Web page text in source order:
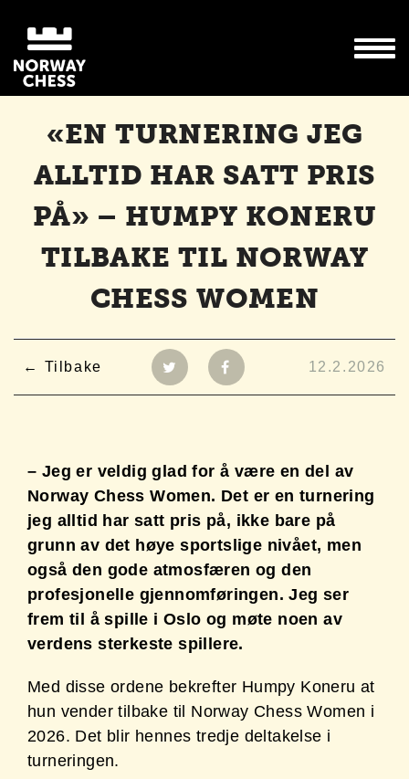
«EN TURNERING JEG
ALLTID HAR SATT PRIS
PÅ» – HUMPY KONERU
TILBAKE TIL NORWAY
CHESS WOMEN
Tilbake 12.2.2026
– Jeg er veldig glad for å være en del av
Norway Chess Women. Det er en turnering
jeg alltid har satt pris på, ikke bare på
grunn av det høye sportslige nivået, men
også den gode atmosfæren og den
profesjonelle gjennomføringen. Jeg ser
frem til å spille i Oslo og møte noen av
verdens sterkeste spillere.
Med disse ordene bekrefter Humpy Koneru at
hun vender tilbake til Norway Chess Women i
2026. Det blir hennes tredje deltakelse i
turneringen.